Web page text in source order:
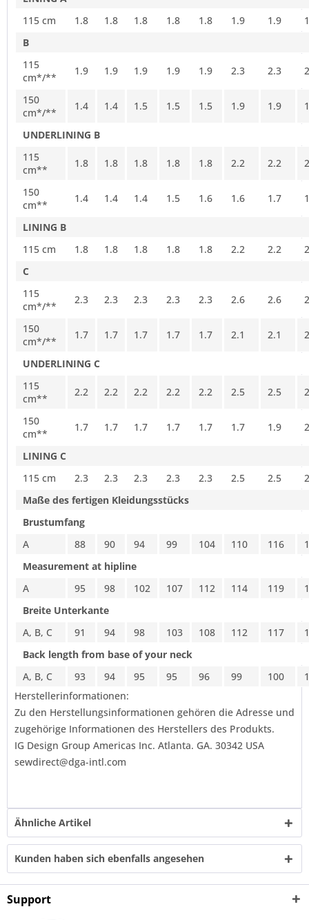
115 cm
1.8 1.8 1.8 1.8 1.8 1.9 1.9
B
115
cm*/**
1.9 1.9 1.9 1.9 1.9 2.3 2.3
150
cm*/**
1.4 1.4 1.5 1.5 1.5 1.9 1.9
UNDERLINING B
115
cm**
1.8 1.8 1.8 1.8 1.8 2.2 2.2
150
cm**
1.4 1.4 1.4 1.5 1.6 1.6 1.7
LINING B
115 cm
1.8 1.8 1.8 1.8 1.8 2.2 2.2
C
115
cm*/**
2.3 2.3 2.3 2.3 2.3 2.6 2.6
150
cm*/**
1.7 1.7 1.7 1.7 1.7 2.1 2.1
UNDERLINING C
115
cm**
2.2 2.2 2.2 2.2 2.2 2.5 2.5
150
cm**
1.7 1.7 1.7 1.7 1.7 1.7 1.9
LINING C
115 cm
2.3 2.3 2.3 2.3 2.3 2.5 2.5
Maße des fertigen Kleidungsstücks
Brustumfang
A
88 90 94 99 104 110 116
Measurement at hipline
A
95 98 102 107 112 114 119
Breite Unterkante
A, B, C
91 94 98 103 108 112 117
Back length from base of your neck
A, B, C
93 94 95 95 96 99 100
Herstellerinformationen:
Zu den Herstellungsinformationen gehören die Adresse und
zugehörige Informationen des Herstellers des Produkts.
IG Design Group Americas Inc. Atlanta. GA. 30342 USA
sewdirect@dga-intl.com
Ähnliche Artikel
Kunden haben sich ebenfalls angesehen
Support